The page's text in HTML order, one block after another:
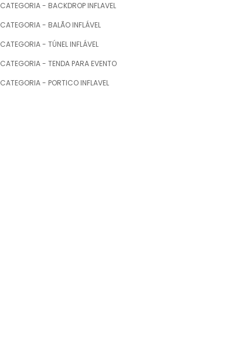
LOCAÇÃO DE TENDA SANFONADA
ALUGUEL DE TENDAS PARA FESTAS
ALUGUEL TENDAS PARA EVENTOS
CATEGORIA - BACKDROP INFLAVEL
CATEGORIA - BALÃO INFLÁVEL
CATEGORIA - TÚNEL INFLÁVEL
CATEGORIA - TENDA PARA EVENTO
CATEGORIA - PORTICO INFLAVEL